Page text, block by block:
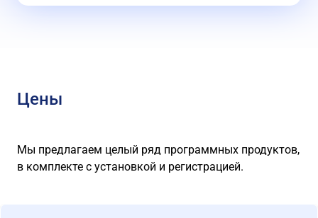
Цены
Мы предлагаем целый ряд программных продуктов,
в комплекте с установкой и регистрацией.